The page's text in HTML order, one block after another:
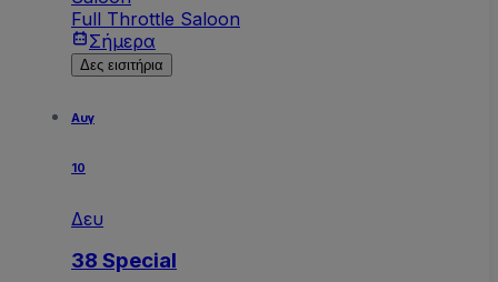
Full Throttle Saloon
Σήμερα
Δες εισιτήρια
Αυγ
10
Δευ
38 Special